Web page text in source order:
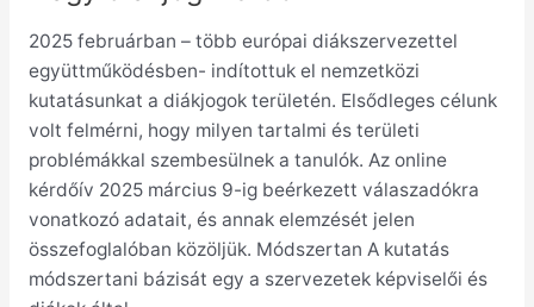
2025 februárban – több európai diákszervezettel
együttműködésben- indítottuk el nemzetközi
kutatásunkat a diákjogok területén. Elsődleges célunk
volt felmérni, hogy milyen tartalmi és területi
problémákkal szembesülnek a tanulók. Az online
kérdőív 2025 március 9-ig beérkezett válaszadókra
vonatkozó adatait, és annak elemzését jelen
összefoglalóban közöljük. Módszertan A kutatás
módszertani bázisát egy a szervezetek képviselői és
kérdőív